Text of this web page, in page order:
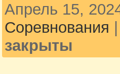
Апрель 15,
Соревнования
закрыты